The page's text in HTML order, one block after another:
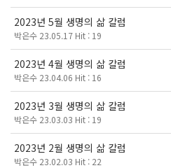
2023년 5월 생명의 삶 칼럼
박은수 23.05.17 Hit : 19
2023년 4월 생명의 삶 칼럼
박은수 23.04.06 Hit : 16
2023년 3월 생명의 삶 칼럼
박은수 23.03.03 Hit : 19
2023년 2월 생명의 삶 칼럼
박은수 23.02.03 Hit : 22